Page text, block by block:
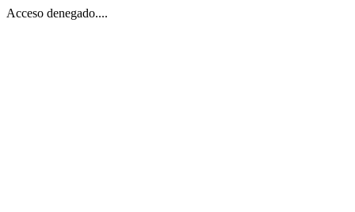
Acceso denegado....